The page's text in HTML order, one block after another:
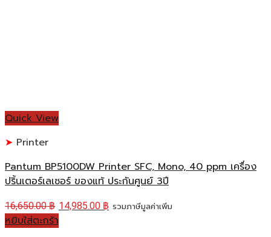
Quick View
Printer
Pantum BP5100DW Printer SFC, Mono, 40 ppm เครื่อง
ปริ้นเตอร์เลเซอร์ ของแท้ ประกันศูนย์ 3ปี
16,650.00฿ 14,985.00 ฿ รวมภาษีมูลค่าเพิ่ม
หยิบใส่ตะกร้า